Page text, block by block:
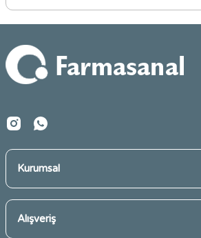
Ürün bilgilerinde hatalar bulunuyor.
Bu ürüne benzer farklı alternatifler olmalı.
Kurumsal
Alışveriş